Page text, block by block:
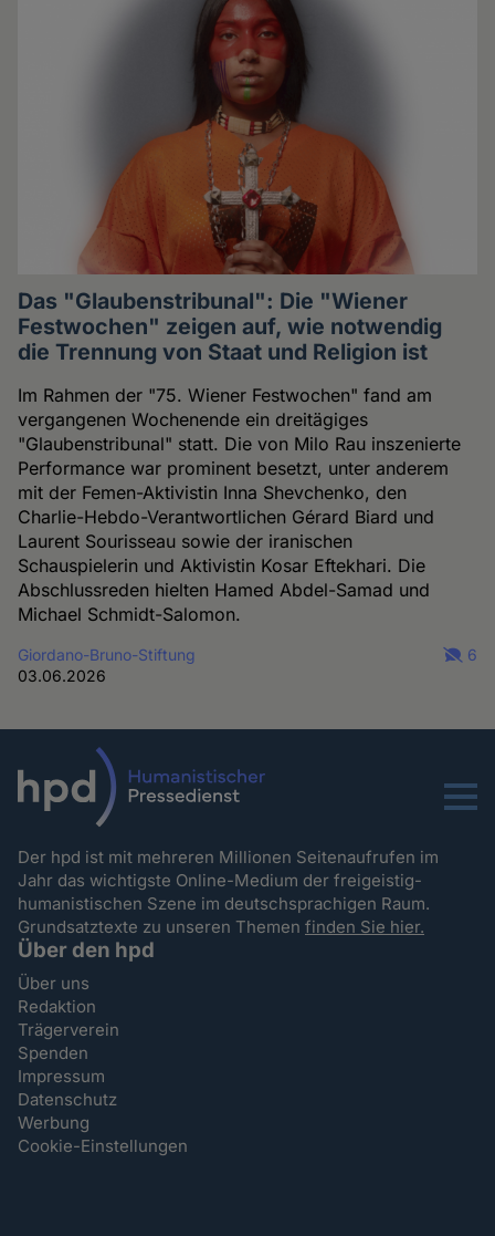
Das "Glaubenstribunal": Die "Wiener
Festwochen" zeigen auf, wie notwendig
die Trennung von Staat und Religion ist
Im Rahmen der "75. Wiener Festwochen" fand am
vergangenen Wochenende ein dreitägiges
"Glaubenstribunal" statt. Die von Milo Rau inszenierte
Performance war prominent besetzt, unter anderem
mit der Femen-Aktivistin Inna Shevchenko, den
Charlie-Hebdo-Verantwortlichen Gérard Biard und
Laurent Sourisseau sowie der iranischen
Schauspielerin und Aktivistin Kosar Eftekhari. Die
Abschlussreden hielten Hamed Abdel-Samad und
Michael Schmidt-Salomon.
Giordano-Bruno-Stiftung
03.06.2026
6
Menu
Der hpd ist mit mehreren Millionen Seitenaufrufen im
Jahr das wichtigste Online-Medium der freigeistig-
humanistischen Szene im deutschsprachigen Raum.
Grundsatztexte zu unseren Themenfinden Sie hier.
Über den hpd
Über uns
Redaktion
Trägerverein
Spenden
Impressum
Datenschutz
Werbung
Cookie-Einstellungen